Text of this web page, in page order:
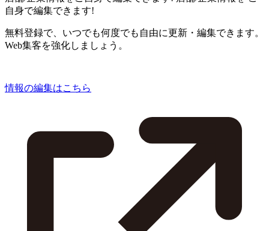
自身で編集できます!
無料登録で、いつでも何度でも自由に更新・編集できます。
Web集客を強化しましょう。
情報の編集はこちら